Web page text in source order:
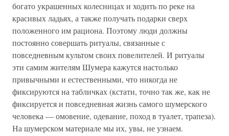
богато украшенных колесницах и ходить по реке на
красивых ладьях, а также получать подарки сверх
положенного им рациона. Поэтому люди должны
постоянно совершать ритуалы, связанные с
повседневным культом своих повелителей. И ритуалы
эти самим жителям Шумера кажутся настолько
привычными и естественными, что никогда не
фиксируются на табличках (кстати, точно так же, как не
фиксируется и повседневная жизнь самого шумерского
человека — омовение, одевание, поход в туалет, трапеза).
На шумерском материале мы их, увы, не узнаем.